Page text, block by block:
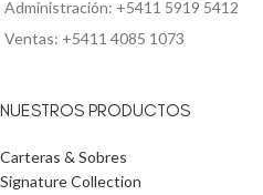
Administración: +5411 5919 5412
Ventas: +5411 4085 1073
NUESTROS PRODUCTOS
Carteras & Sobres
Signature Collection